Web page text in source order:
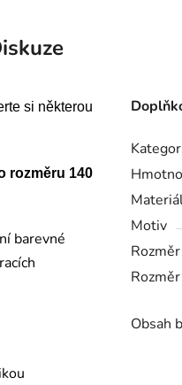
si některou
rozměru 140
barevné
Motiv
Obsah